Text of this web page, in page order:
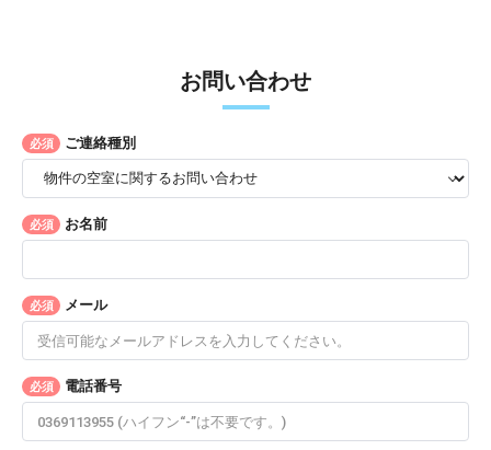
お問い合わせ
必須 ご連絡種別
必須 お名前
必須 メール
必須 電話番号